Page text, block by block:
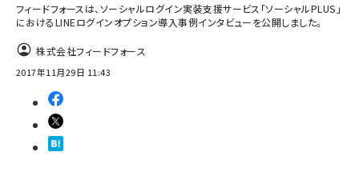
フィードフォースは、ソーシャルログイン実装支援サービス「ソーシャルPLUS」
におけるLINEログインオプション導入事例インタビューを公開しました。
株式会社フィードフォース
2017年11月29日 11:43